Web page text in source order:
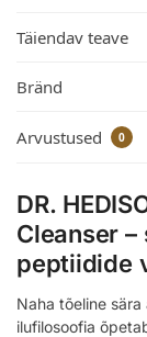
Täiendav teave
Bränd
Arvustused 0
DR.
Cleanser
peptiidide
Naha tõeline
ilufilosoofia